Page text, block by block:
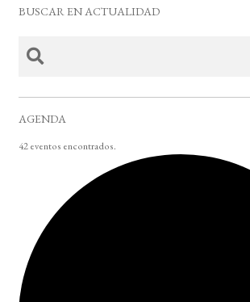
BUSCAR EN ACTUALIDAD
AGENDA
42 eventos encontrados.